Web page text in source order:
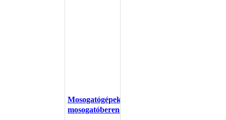
Mosogatógépek,
mosogatóberendezések